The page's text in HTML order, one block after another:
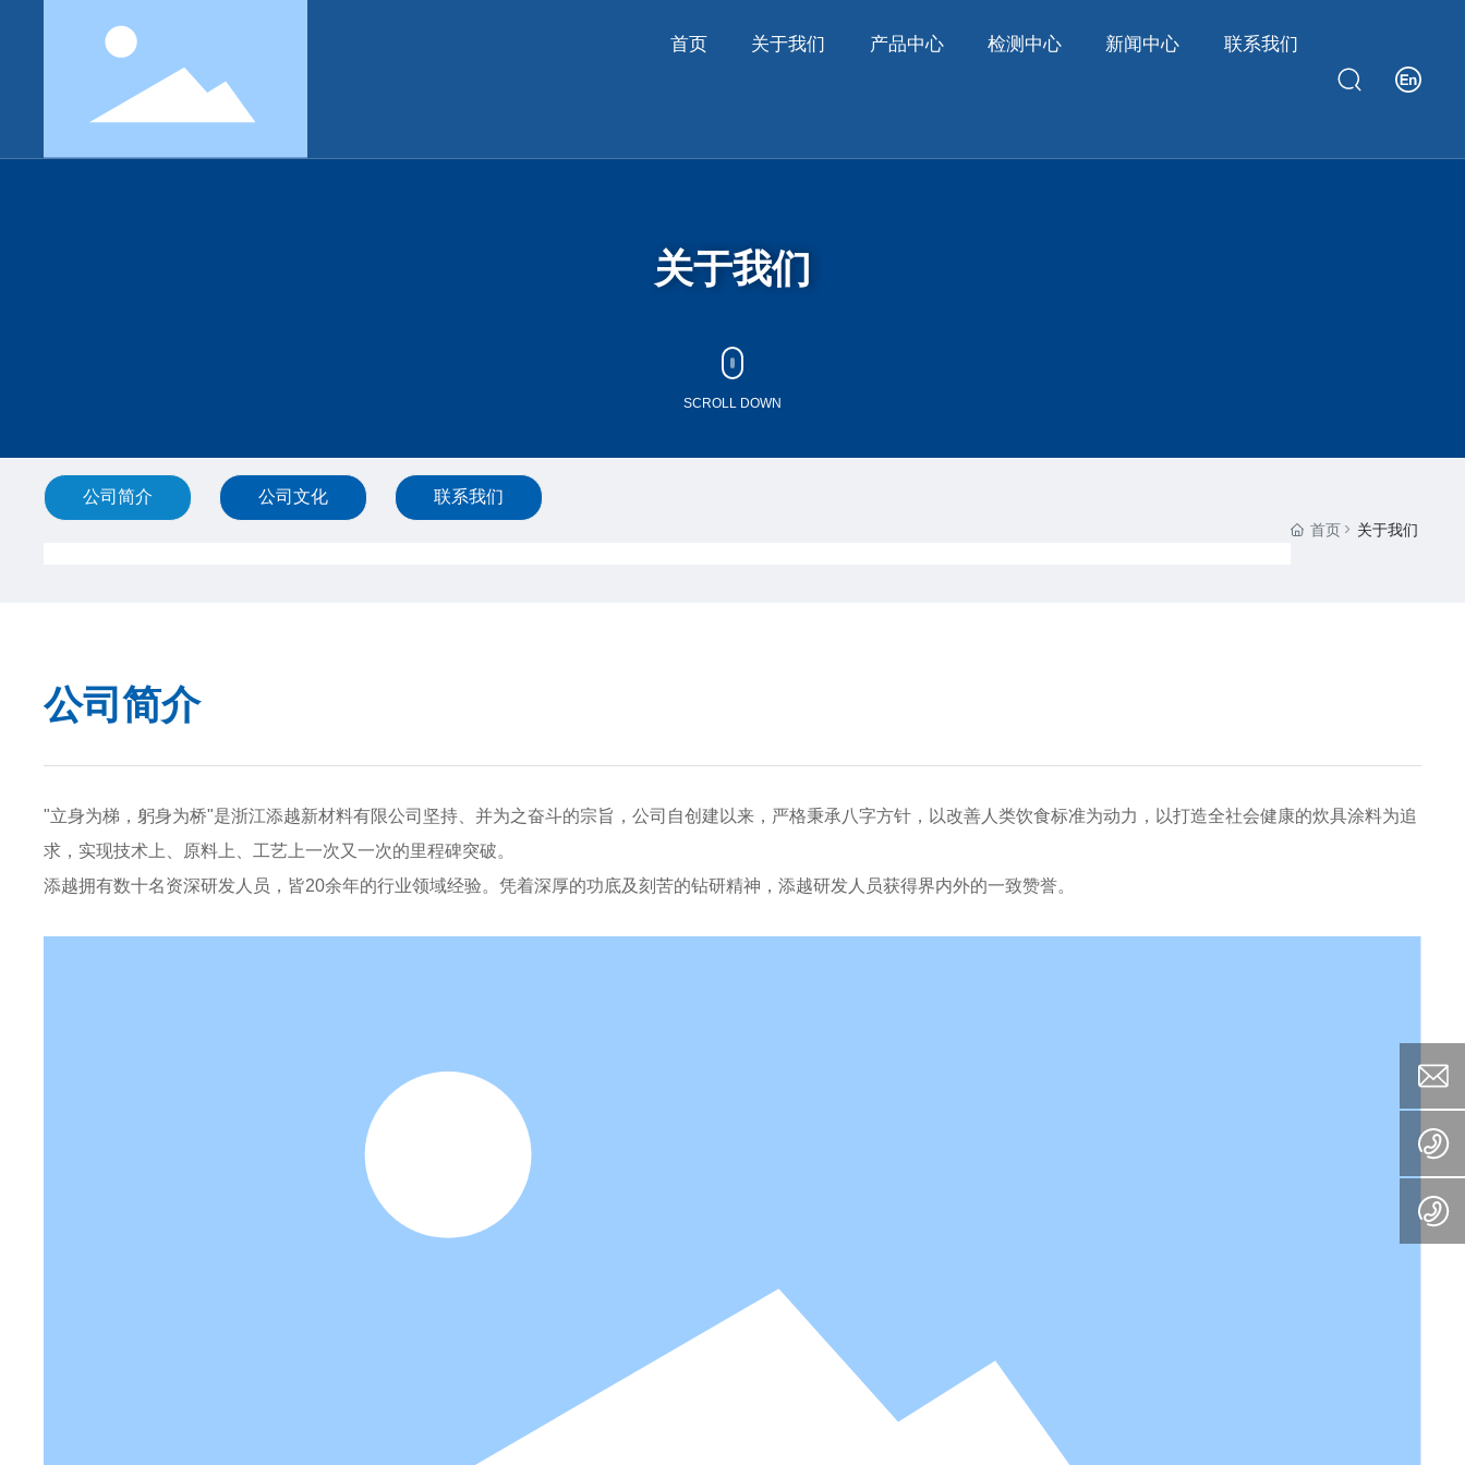
首页 关于我们 产品中心 检测中心 新闻中心 联系我们
关于我们
SCROLL DOWN
公司简介 公司文化 联系我们
首页 关于我们
公司简介
"立身为梯，躬身为桥"是浙江添越新材料有限公司坚持、并为之奋斗的宗旨，公司自创建以来，严格秉承八字方针，以改善人类饮食标准为动力，以打造全社会健康的炊具涂料为追
求，实现技术上、原料上、工艺上一次又一次的里程碑突破。
添越拥有数十名资深研发人员，皆20余年的行业领域经验。凭着深厚的功底及刻苦的钻研精神，添越研发人员获得界内外的一致赞誉。